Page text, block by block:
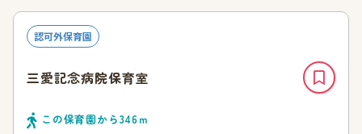
認可外保育園
三愛記念病院保育室
この保育園から346ｍ